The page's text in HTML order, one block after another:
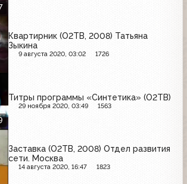
Квартирник (О2ТВ, 2008) Татьяна
Зыкина
9 августа 2020, 03:02 1726
Титры программы «Синтетика» (О2ТВ)
29 ноября 2020, 03:49 1563
Заставка (О2ТВ, 2008) Отдел развития
сети. Москва
14 августа 2020, 16:47 1823